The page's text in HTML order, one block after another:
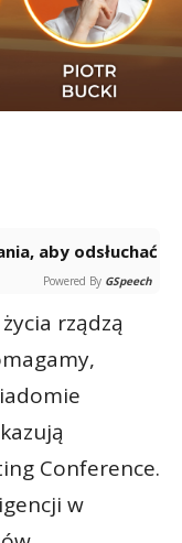
Powered By GSpeech
rządzą
Conference.
w